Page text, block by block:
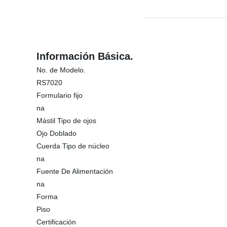
Información Básica.
No. de Modelo.
RS7020
Formulario fijo
na
Mástil Tipo de ojos
Ojo Doblado
Cuerda Tipo de núcleo
na
Fuente De Alimentación
na
Forma
Piso
Certificación